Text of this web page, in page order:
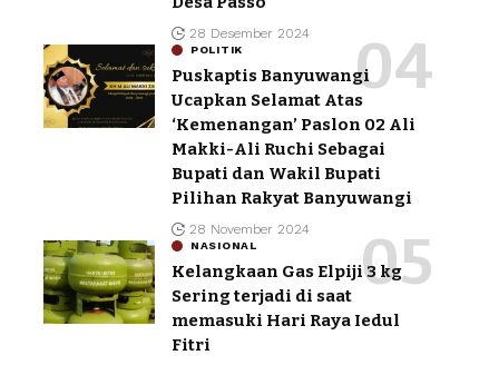
28 Desember 2024
POLITIK
Puskaptis Banyuwangi
Ucapkan Selamat Atas
‘Kemenangan’ Paslon 02 Ali
Makki-Ali Ruchi Sebagai
Bupati dan Wakil Bupati
Pilihan Rakyat Banyuwangi
28 November 2024
NASIONAL
Kelangkaan Gas Elpiji 3 kg
Sering terjadi di saat
memasuki Hari Raya Iedul
Fitri